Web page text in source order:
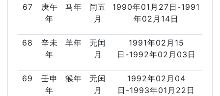
67
庚午
年
马年
闰五
月
1990年01月27日-1991
年02月14日
68
辛未
年
羊年
无闰
月
1991年02月15
日-1992年02月03日
69
壬申
年
猴年
无闰
月
1992年02月04
日-1993年01月22日